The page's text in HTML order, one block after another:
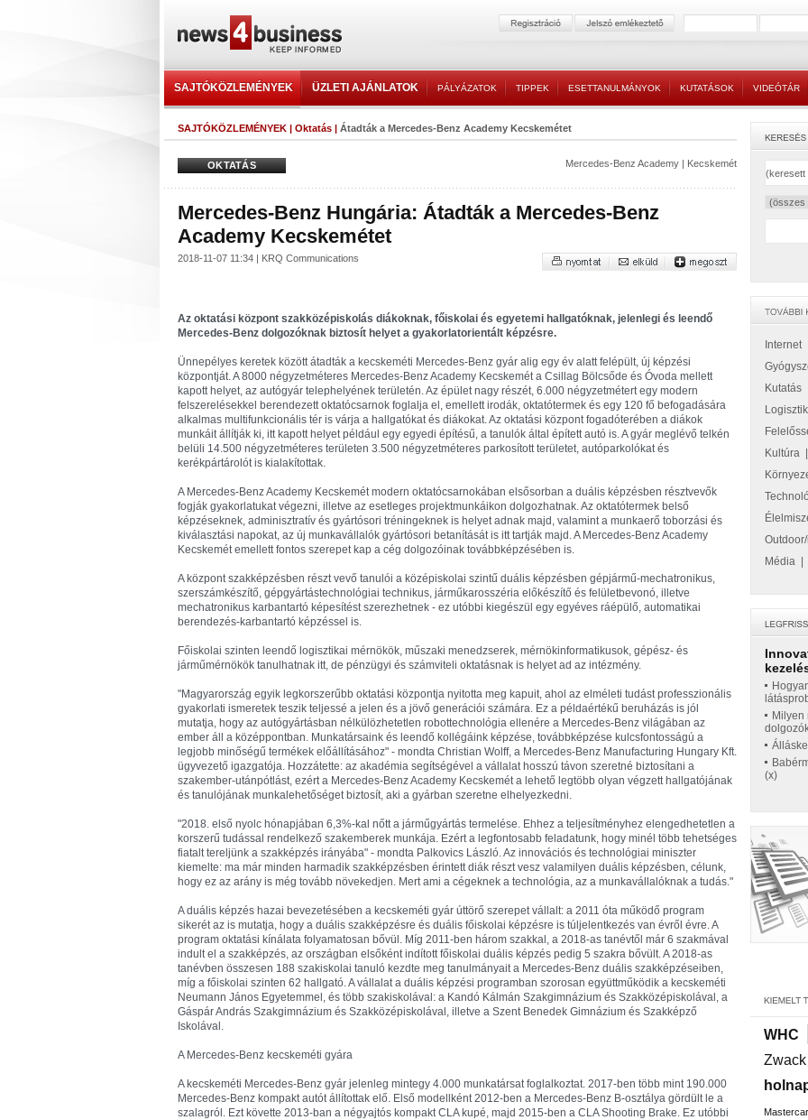
SAJTÓKÖZLEMÉNYEK ÜZLETI AJÁNLATOK PÁLYÁZATOK TIPPEK ESETTANULMÁNYOK KUTATÁSOK VIDEÓTÁR
SAJTÓKÖZLEMÉNYEK | Oktatás | Átadták a Mercedes-Benz Academy Kecskemétet
OKTATÁS Mercedes-Benz Academy | Kecskemét
Mercedes-Benz Hungária: Átadták a Mercedes-Benz
Academy Kecskemétet
2018-11-07 11:34 | KRQ Communications
Az oktatási központ szakközépiskolás diákoknak, főiskolai és egyetemi hallgatóknak, jelenlegi és leendő
Mercedes-Benz dolgozóknak biztosít helyet a gyakorlatorientált képzésre.
Ünnepélyes keretek között átadták a kecskeméti Mercedes-Benz gyár alig egy év alatt felépült, új képzési
központját. A 8000 négyzetméteres Mercedes-Benz Academy Kecskemét a Csillag Bölcsőde és Óvoda mellett
kapott helyet, az autógyár telephelyének területén. Az épület nagy részét, 6.000 négyzetmétert egy modern
felszerelésekkel berendezett oktatócsarnok foglalja el, emellett irodák, oktatótermek és egy 120 fő befogadására
alkalmas multifunkcionális tér is várja a hallgatókat és diákokat. Az oktatási központ fogadóterében a diákok
munkáit állítják ki, itt kapott helyet például egy egyedi építésű, a tanulók által épített autó is. A gyár meglévő telkén
belüli 14.500 négyzetméteres területen 3.500 négyzetméteres parkosított területet, autóparkolókat és
kerékpártárolót is kialakítottak.
A Mercedes-Benz Academy Kecskemét modern oktatócsarnokában elsősorban a duális képzésben résztvevők
fogják gyakorlatukat végezni, illetve az esetleges projektmunkáikon dolgozhatnak. Az oktatótermek belső
képzéseknek, adminisztratív és gyártósori tréningeknek is helyet adnak majd, valamint a munkaerő toborzási és
kiválasztási napokat, az új munkavállalók gyártósori betanítását is itt tartják majd. A Mercedes-Benz Academy
Kecskemét emellett fontos szerepet kap a cég dolgozóinak továbbképzésében is.
A központ szakképzésben részt vevő tanulói a középiskolai szintű duális képzésben gépjármű-mechatronikus,
szerszámkészítő, gépgyártástechnológiai technikus, járműkarosszéria előkészítő és felületbevonó, illetve
mechatronikus karbantartó képesítést szerezhetnek - ez utóbbi kiegészül egy egyéves ráépülő, automatikai
berendezés-karbantartó képzéssel is.
Főiskolai szinten leendő logisztikai mérnökök, műszaki menedzserek, mérnökinformatikusok, gépész- és
járműmérnökök tanulhatnak itt, de pénzügyi és számviteli oktatásnak is helyet ad az intézmény.
"Magyarország egyik legkorszerűbb oktatási központja nyitotta meg kapuit, ahol az elméleti tudást professzionális
gyakorlati ismeretek teszik teljessé a jelen és a jövő generációi számára. Ez a példaértékű beruházás is jól
mutatja, hogy az autógyártásban nélkülözhetetlen robottechnológia ellenére a Mercedes-Benz világában az
ember áll a középpontban. Munkatársaink és leendő kollégáink képzése, továbbképzése kulcsfontosságú a
legjobb minőségű termékek előállításához" - mondta Christian Wolff, a Mercedes-Benz Manufacturing Hungary Kft.
ügyvezető igazgatója. Hozzátette: az akadémia segítségével a vállalat hosszú távon szeretné biztosítani a
szakember-utánpótlást, ezért a Mercedes-Benz Academy Kecskemét a lehető legtöbb olyan végzett hallgatójának
és tanulójának munkalehetőséget biztosít, aki a gyárban szeretne elhelyezkedni.
"2018. első nyolc hónapjában 6,3%-kal nőtt a járműgyártás termelése. Ehhez a teljesítményhez elengedhetetlen a
korszerű tudással rendelkező szakemberek munkája. Ezért a legfontosabb feladatunk, hogy minél több tehetséges
fiatalt tereljünk a szakképzés irányába" - mondta Palkovics László. Az innovációs és technológiai miniszter
kiemelte: ma már minden harmadik szakképzésben érintett diák részt vesz valamilyen duális képzésben, célunk,
hogy ez az arány is még tovább növekedjen. Mert ami a cégeknek a technológia, az a munkavállalóknak a tudás."
A duális képzés hazai bevezetésében a kecskeméti gyár úttörő szerepet vállalt: a 2011 óta működő program
sikerét az is mutatja, hogy a duális szakképzésre és duális főiskolai képzésre is túljelentkezés van évről évre. A
program oktatási kínálata folyamatosan bővül. Míg 2011-ben három szakkal, a 2018-as tanévtől már 6 szakmával
indult el a szakképzés, az országban elsőként indított főiskolai duális képzés pedig 5 szakra bővült. A 2018-as
tanévben összesen 188 szakiskolai tanuló kezdte meg tanulmányait a Mercedes-Benz duális szakképzéseiben,
míg a főiskolai szinten 62 hallgató. A vállalat a duális képzési programban szorosan együttműködik a kecskeméti
Neumann János Egyetemmel, és több szakiskolával: a Kandó Kálmán Szakgimnázium és Szakközépiskolával, a
Gáspár András Szakgimnázium és Szakközépiskolával, illetve a Szent Benedek Gimnázium és Szakképző
Iskolával.
A Mercedes-Benz kecskeméti gyára
A kecskeméti Mercedes-Benz gyár jelenleg mintegy 4.000 munkatársat foglalkoztat. 2017-ben több mint 190.000
Mercedes-Benz kompakt autót állítottak elő. Első modellként 2012-ben a Mercedes-Benz B-osztálya gördült le a
szalagról. Ezt követte 2013-ban a négyajtós kompakt CLA kupé, majd 2015-ben a CLA Shooting Brake. Ez utóbbi
Internet|
Kutatás
Kultúra
Média
Milyen
(x)
WHC |
Zwack